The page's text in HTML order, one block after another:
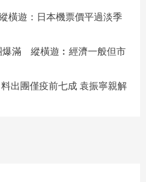
橫遊：日本機票價平過淡季
爆滿 縱橫遊︰經濟一般但市
出團僅疫前七成 袁振寧親解